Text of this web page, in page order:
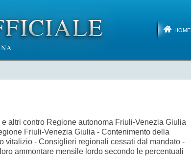
HOME
altri contro Regione autonoma Friuli-Venezia Giulia
Friuli-Venezia Giulia - Contenimento della
vitalizio - Consiglieri regionali cessati dal mandato -
ammontare mensile lordo secondo le percentuali